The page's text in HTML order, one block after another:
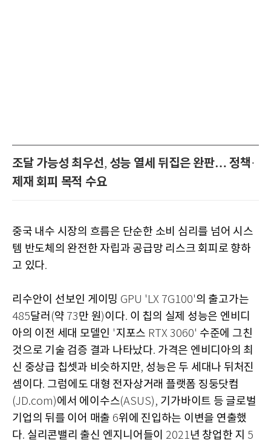
조달 가능성 최우선, 성능 열세 뒤집은 완판… 정책·
제재 회피 목적 수요
중국 내수 시장의 흐름은 단순한 소비 심리를 넘어 시스
템 반도체의 완전한 자립과 공급망 리스크 회피로 향하
고 있다.
리수안이 선보인 게이밍 GPU 'LX 7G100'의 출고가는
485달러 (약 73만 원)이다. 이 칩의 실제 성능은 엔비디
아의 이전 세대 모델인 '지포스 RTX 3060' 수준에 그친
것으로 기술 검증 결과 나타났다. 가격은 엔비디아의 최
신 중상급 칩셋과 비슷하지만, 성능은 두 세대나 뒤처진
셈이다. 그럼에도 대형 전자상거래 플랫폼 징둥닷컴
(JD.com)에서 에이수스(ASUS), 기가바이트 등 글로벌
기업의 뒤를 이어 매출 6위에 진입하는 이변을 연출했
다. 실리콘밸리 출신 엔지니어들이 2021년 창업한 지 5